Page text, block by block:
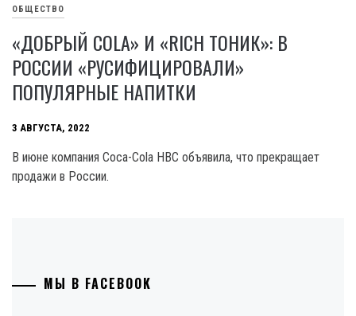
ОБЩЕСТВО
«ДОБРЫЙ COLA» И «RICH ТОНИК»: В
РОССИИ «РУСИФИЦИРОВАЛИ»
ПОПУЛЯРНЫЕ НАПИТКИ
3 АВГУСТА, 2022
В июне компания Coca-Cola HBC объявила, что прекращает
продажи в России.
МЫ В FACEBOOK